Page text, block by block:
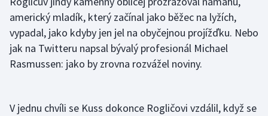
Olympijské hry
Parasport
Plážový volejbal
americký mladík, který začínal jako běžec na lyžích,
vypadal, jako kdyby jen jel na obyčejnou projížďku. Nebo
jak na Twitteru napsal bývalý profesionál Michael
Rasmussen: jako by zrovna rozvážel noviny.
V jednu chvíli se Kuss dokonce Rogličovi vzdálil, když se